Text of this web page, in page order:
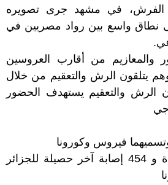
الفرش، في مشهد جرى تصويره
نطاق واسع بين رواد مصريين في
والمعازيم من أقارب العروسين
وهم يتلقون الرش والتعقيم من خلال
الرش والتعقيم يستهدف الحضور
جي
فيروس وكورونا
الجزائر خطير :29 وفاة و 454 إصابة آخر حصيلة للجزائر